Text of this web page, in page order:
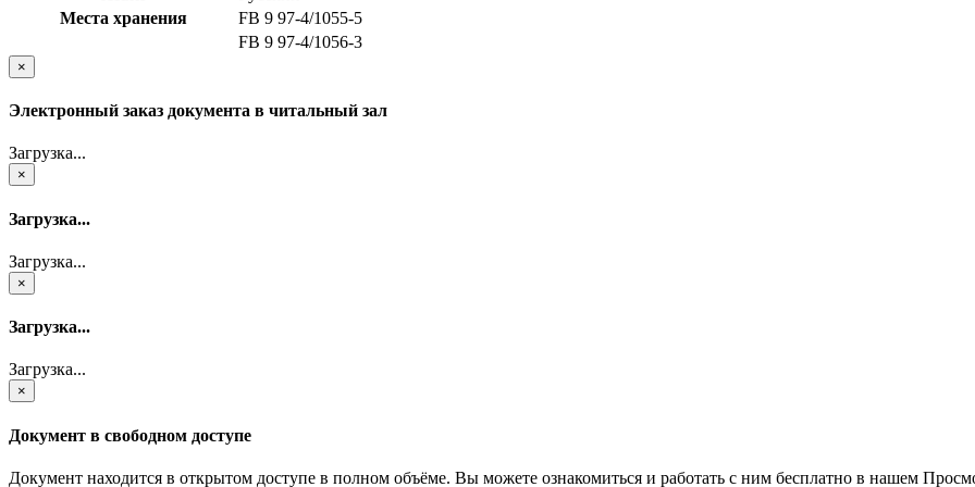
Места хранения
FB 9 97-4/1055-5
FB 9 97-4/1056-3
×
Электронный заказ документа в читальный зал
Загрузка...
×
Загрузка...
Загрузка...
×
Загрузка...
Загрузка...
×
Документ в свободном доступе
Документ находится в открытом доступе в полном объёме. Вы можете ознакомиться и работать с ним бесплатно в нашем